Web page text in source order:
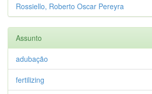
Rossiello, Roberto Oscar Pereyra
Assunto
adubação
fertilizing